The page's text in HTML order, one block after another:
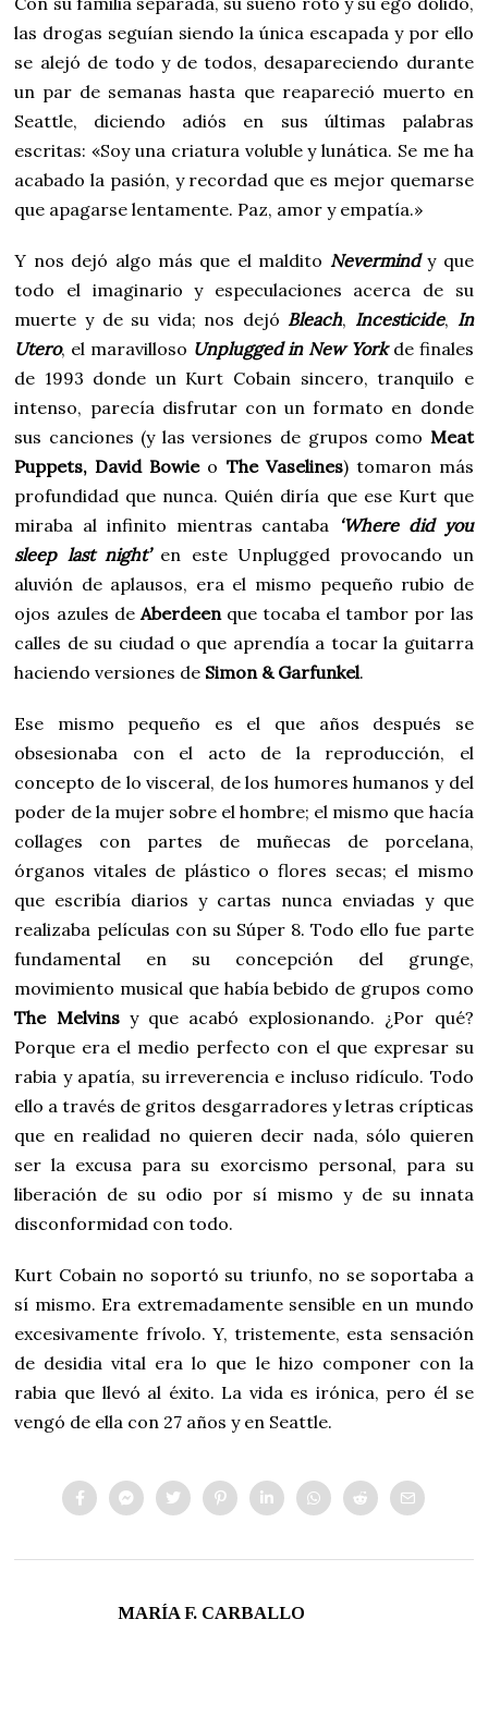
las drogas seguían siendo la única escapada y por ello
se alejó de todo y de todos, desapareciendo durante
un par de semanas hasta que reapareció muerto en
Seattle, diciendo adiós en sus últimas palabras
escritas: «Soy una criatura voluble y lunática. Se me ha
acabado la pasión, y recordad que es mejor quemarse
que apagarse lentamente. Paz, amor y empatía.»
Y nos dejó algo más que el maldito Nevermindy que
todo el imaginario y especulaciones acerca de su
muerte y de su vida; nos dejó Bleach, Incesticide, In
Utero, el maravilloso Unplugged in New Yorkde finales
de 1993 donde un Kurt Cobain sincero, tranquilo e
intenso, parecía disfrutar con un formato en donde
sus canciones (y las versiones de grupos como Meat
Puppets, David Bowieo The Vaselines) tomaron más
profundidad que nunca. Quién diría que ese Kurt que
miraba al infinito mientras cantaba
‘Where did you
sleep last night’ en este Unplugged provocando un
aluvión de aplausos, era el mismo pequeño rubio de
ojos azules de Aberdeenque tocaba el tambor por las
calles de su ciudad o que aprendía a tocar la guitarra
haciendo versiones de Simon & Garfunkel.
Ese mismo pequeño es el que años después se
obsesionaba con el acto de la reproducción, el
concepto de lo visceral, de los humores humanos y del
poder de la mujer sobre el hombre; el mismo que hacía
collages con partes de muñecas de porcelana,
órganos vitales de plástico o flores secas; el mismo
que escribía diarios y cartas nunca enviadas y que
realizaba películas con su Súper 8. Todo ello fue parte
fundamental en su concepción del grunge,
movimiento musical que había bebido de grupos como
The Melvinsy que acabó explosionando. ¿Por qué?
Porque era el medio perfecto con el que expresar su
rabia y apatía, su irreverencia e incluso ridículo. Todo
ello a través de gritos desgarradores y letras crípticas
que en realidad no quieren decir nada, sólo quieren
ser la excusa para su exorcismo personal, para su
liberación de su odio por sí mismo y de su innata
disconformidad con todo.
Kurt Cobain no soportó su triunfo, no se soportaba a
sí mismo. Era extremadamente sensible en un mundo
excesivamente frívolo. Y, tristemente, esta sensación
de desidia vital era lo que le hizo componer con la
rabia que llevó al éxito. La vida es irónica, pero él se
vengó de ella con 27 años y en Seattle.
MARÍA F. CARBALLO